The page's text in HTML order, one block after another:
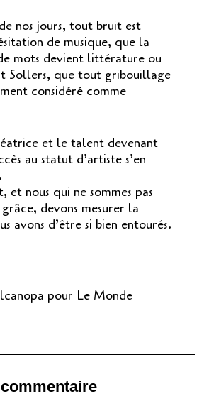
nos jours, tout bruit est
de musique, que la
mots devient littérature ou
Sollers, que tout gribouillage
considéré comme
et le talent devenant
au statut d’artiste s’en
et nous qui ne sommes pas
devons mesurer la
avons d’être si bien entourés.
pour Le Monde